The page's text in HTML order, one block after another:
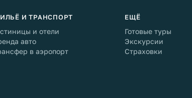
И ТРАНСПОРТ
и отели
авто
в аэропорт
ЕЩЁ
Готовые туры
Экскурсии
Страховки